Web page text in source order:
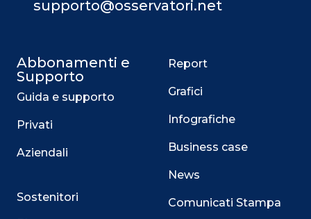
supporto@osservatori.net
Abbonamenti e
Supporto
Guida e supporto
Privati
Aziendali
Sostenitori
Report
Grafici
Infografiche
Business case
News
Comunicati Stampa